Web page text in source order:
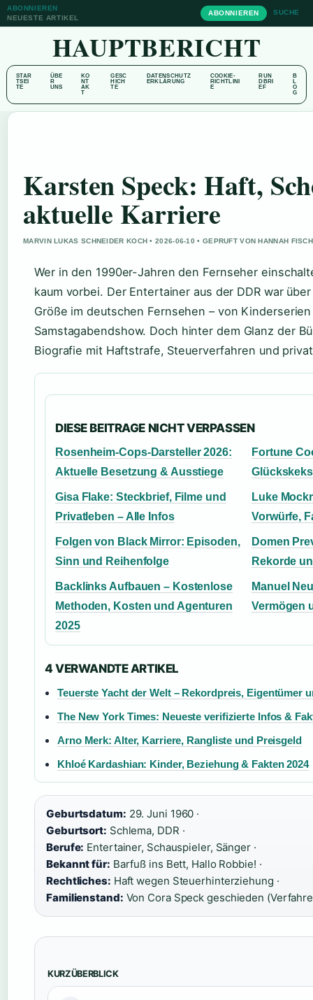
ABONNIEREN
NEUESTE ARTIKEL
ABONNIEREN SUCHE
HAUPTBERICHT
STAR
TSEI
TE
ÜBE
R
UNS
KO
NT
AK
T
GESC
HICH
TE
DATENSCHUTZ
ERKLÄRUNG
COOKIE-
RICHTLINI
E
RUN
DBRI
EF
B
L
O
G
Karsten Speck: Haft,
aktuelle Karriere
MARVIN LUKAS SCHNEIDER KOCH • 2026-06-10 • GEPRUFT VON HANNAH
Wer in den 1990er-Jahren den Fernseher
kaum vorbei. Der Entertainer aus der DDR war
Größe im deutschen Fernsehen – von
Samstagabendshow. Doch hinter dem Glanz der
Biografie mit Haftstrafe, Steuerverfahren und
DIESE BEITRAGE NICHT VERPASSEN
Rosenheim-Cops-Darsteller 2026:
Aktuelle Besetzung & Ausstiege
Fortune
Gisa Flake: Steckbrief, Filme und
Privatleben – Alle Infos
Luke
Vorwürfe,
Folgen von Black Mirror: Episoden,
Sinn und Reihenfolge
Domen
Rekorde
Backlinks Aufbauen – Kostenlose
Methoden, Kosten und Agenturen
2025
Manuel
Vermögen
4 VERWANDTE ARTIKEL
Teuerste Yacht der Welt – Rekordpreis, Eigentümer
The New York Times: Neueste verifizierte Infos &
Arno Merk: Alter, Karriere, Rangliste und Preisgeld
Khloé Kardashian: Kinder, Beziehung & Fakten 2024
Geburtsdatum: 29. Juni 1960 ·
Geburtsort: Schlema, DDR ·
Berufe: Entertainer, Schauspieler, Sänger ·
Bekannt für: Barfuß ins Bett, Hallo Robbie! ·
Rechtliches: Haft wegen Steuerhinterziehung ·
Familienstand: Von Cora Speck geschieden
KURZÜBERBLICK